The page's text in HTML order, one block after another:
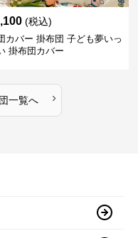
(税込)
カバー 掛布団 子ども夢いっ
掛布団カバー
一覧へ ›